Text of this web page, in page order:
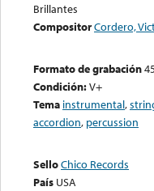
Brillantes
CompositorCordero,
Formato de grabación
Condición:V+
Tema instrumental,
accordion, percussion
SelloChico Records
País USA